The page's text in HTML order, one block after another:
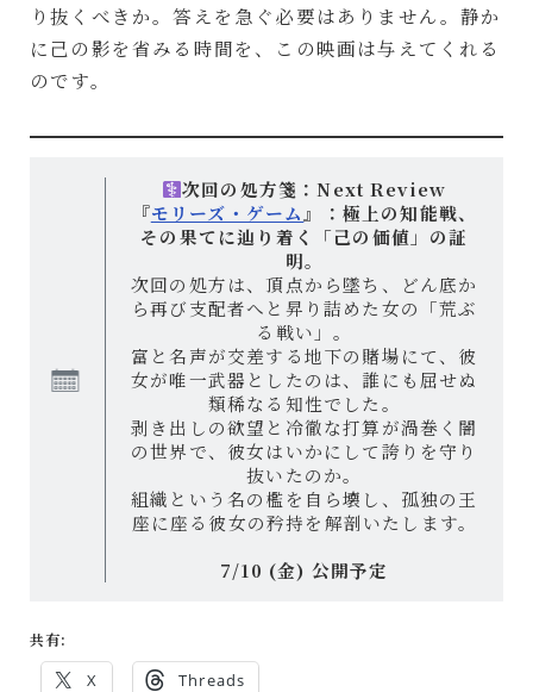
り抜くべきか。答えを急ぐ必要はありません。静か
に己の影を省みる時間を、この映画は与えてくれる
のです。
次回の処方箋：Next Review
『モリーズ・ゲーム 』：極上の知能戦、
その果てに辿り着く「己の価値」の証
明。
次回の処方は、頂点から墜ち、どん底か
ら再び支配者へと昇り詰めた女の「荒ぶ
る戦い」。
富と名声が交差する地下の賭場にて、彼
女が唯一武器としたのは、誰にも屈せぬ
類稀なる知性でした。
剥き出しの欲望と冷徹な打算が渦巻く闇
の世界で、彼女はいかにして誇りを守り
抜いたのか。
組織という名の檻を自ら壊し、孤独の王
座に座る彼女の矜持を解剖いたします。
7/10 (金) 公開予定
共有:
X Threads